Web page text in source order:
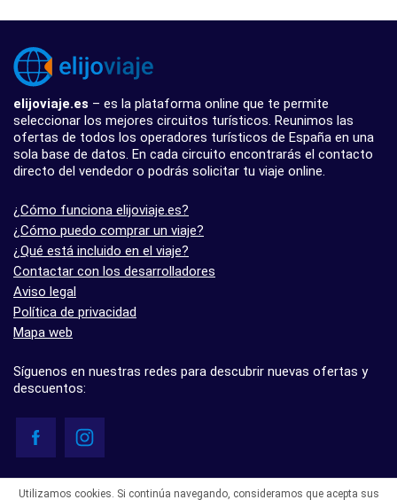
elijoviaje.es – es la plataforma online que te permite
seleccionar los mejores circuitos turísticos. Reunimos las
ofertas de todos los operadores turísticos de España en una
sola base de datos. En cada circuito encontrarás el contacto
directo del vendedor o podrás solicitar tu viaje online.
¿Cómo funciona elijoviaje.es?
¿Cómo puedo comprar un viaje?
¿Qué está incluido en el viaje?
Contactar con los desarrolladores
Aviso legal
Política de privacidad
Mapa web
Síguenos en nuestras redes para descubrir nuevas ofertas y
descuentos:
- 5.0 basado en 7 opiniones
Utilizamos cookies. Si continúa navegando, consideramos que acepta sus